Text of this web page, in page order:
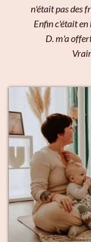
n'était pas des
Enfin c'était en
D. m'a